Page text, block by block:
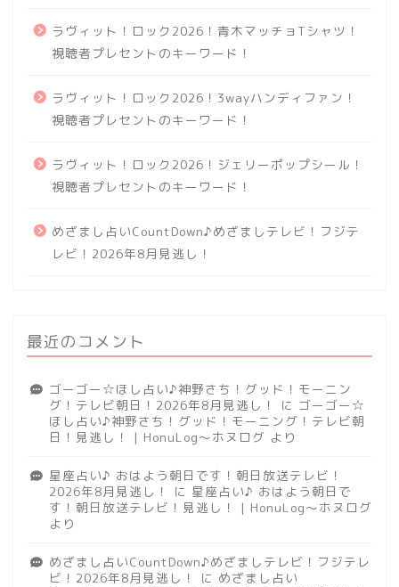
ラヴィット！ロック2026！青木マッチョTシャツ！
視聴者プレセントのキーワード！
ラヴィット！ロック2026！3wayハンディファン！
視聴者プレセントのキーワード！
ラヴィット！ロック2026！ジェリーポップシール！
視聴者プレセントのキーワード！
めざまし占いCountDown♪めざましテレビ！フジテ
レビ！2026年8月見逃し！
最近のコメント
ゴーゴー☆ほし占い♪神野さち！グッド！モーニン
グ！テレビ朝日！2026年8月見逃し！
に ゴーゴー☆
ほし占い♪神野さち！グッド！モーニング！テレビ朝
日！見逃し！ | HonuLog～ホヌログ より
星座占い♪ おはよう朝日です！朝日放送テレビ！
2026年8月見逃し！
に 星座占い♪ おはよう朝日で
す！朝日放送テレビ！見逃し！ | HonuLog～ホヌログ
より
めざまし占いCountDown♪めざましテレビ！フジテレ
ビ！2026年8月見逃し！
に めざまし占い